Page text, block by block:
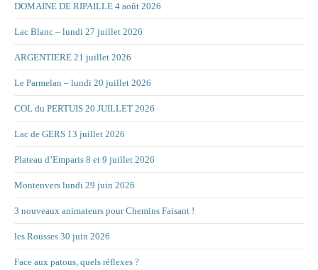
DOMAINE DE RIPAILLE 4 août 2026
Lac Blanc – lundi 27 juillet 2026
ARGENTIERE 21 juillet 2026
Le Parmelan – lundi 20 juillet 2026
COL du PERTUIS 20 JUILLET 2026
Lac de GERS 13 juillet 2026
Plateau d’Emparis 8 et 9 juillet 2026
Montenvers lundi 29 juin 2026
3 nouveaux animateurs pour Chemins Faisant !
les Rousses 30 juin 2026
Face aux patous, quels réflexes ?